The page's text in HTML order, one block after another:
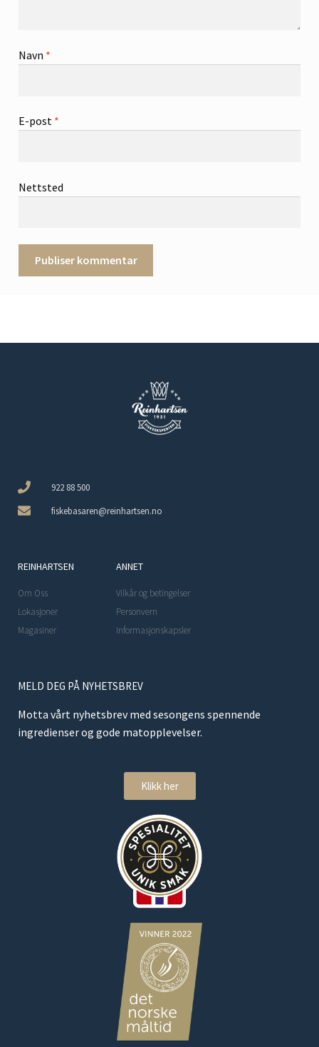
Navn *
E-post *
Nettsted
922 88 500
fiskebasaren@reinhartsen.no
REINHARTSEN
Om Oss
Lokasjoner
Magasiner
ANNET
Vilkår og betingelser
Personvern
Informasjonskapsler
MELD DEG PÅ NYHETSBREV
Motta vårt nyhetsbrev med sesongens spennende
ingredienser og gode matopplevelser.
Klikk her